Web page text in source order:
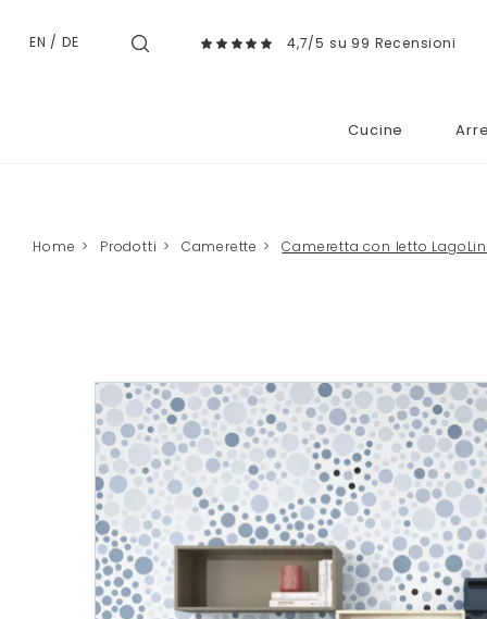
EN / DE 4,7/5 su 99 Recensioni
Cucine
Home > Prodotti > Camerette > Cameretta con letto